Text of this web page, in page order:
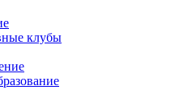
клубы